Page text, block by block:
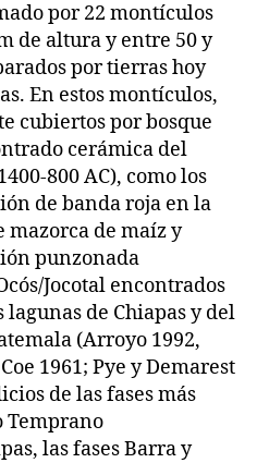
por 22 montículos
de altura y entre 50 y
por tierras hoy
En estos montículos,
cubiertos por bosque
cerámica del
800 AC), como los
de banda roja en la
de maíz y
punzonada
Jocotal encontrados
lagunas de Chiapas y del
(Arroyo 1992,
1961; Pye y Demarest
de las fases más
Temprano
las fases Barra y